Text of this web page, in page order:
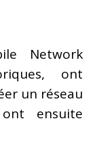
Network
ont
un réseau
ensuite